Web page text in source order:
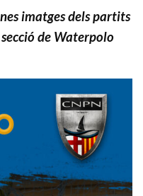
imatges dels partits
de Waterpolo